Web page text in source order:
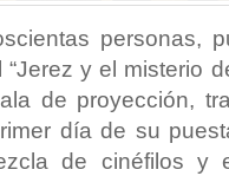
personas,
“Jerez y el misterio
de proyección,
día de su
de cinéfilos y